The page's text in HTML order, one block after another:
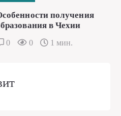
получения
в Чехии
0 0 1 мин.